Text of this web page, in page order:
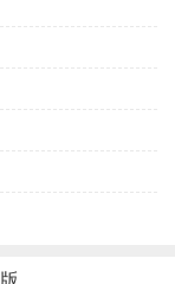
，会停留，会
瑾梅)
不到自己，看